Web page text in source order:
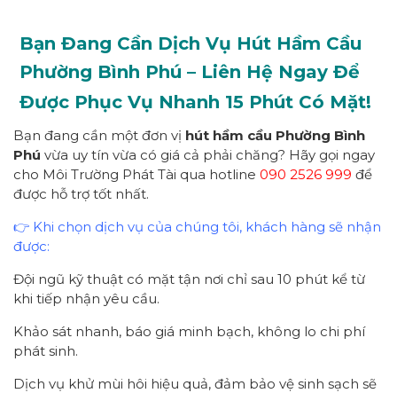
Bạn Đang Cần Dịch Vụ Hút Hầm Cầu
Phường Bình Phú – Liên Hệ Ngay Để
Được Phục Vụ Nhanh 15 Phút Có Mặt!
Bạn đang cần một đơn vị hút hầm cầu Phường Bình
Phú vừa uy tín vừa có giá cả phải chăng? Hãy gọi ngay
cho Môi Trường Phát Tài qua hotline 090 2526 999 để
được hỗ trợ tốt nhất.
👉 Khi chọn dịch vụ của chúng tôi, khách hàng sẽ nhận
được:
Đội ngũ kỹ thuật có mặt tận nơi chỉ sau 10 phút kể từ
khi tiếp nhận yêu cầu.
Khảo sát nhanh, báo giá minh bạch, không lo chi phí
phát sinh.
Dịch vụ khử mùi hôi hiệu quả, đảm bảo vệ sinh sạch sẽ